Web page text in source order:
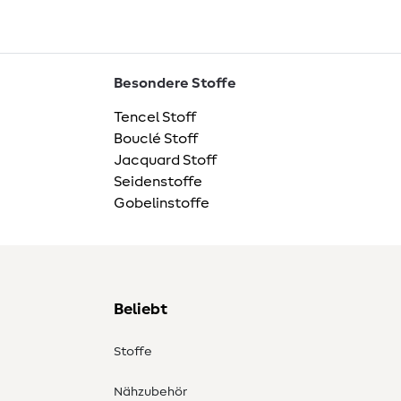
Besondere Stoffe
Tencel Stoff
Bouclé Stoff
Jacquard Stoff
Seidenstoffe
Gobelinstoffe
Beliebt
Stoffe
Nähzubehör